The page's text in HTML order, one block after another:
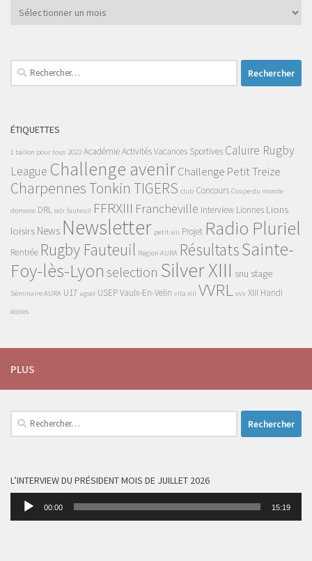
Archives
Rechercher :
ÉTIQUETTES
1 ballon pour tous 2022 AcadémieActivités Vacances Sportives Caluire Rugby
League Challenge avenirChallenge Petit Treize
Charpennes Tonkin TIGERS club Concours Coupe du monde
domene DRL edr fauteuil FFRXIII Francheville Interview Lionnes Lions
loisirs News Newsletter petit xiii Projet Radio Pluriel
Rentrée Rugby Fauteuil Région AURA RésultatsSainte-
Foy-lès-Lyon selection Silver XIII snu stage
Séminaire AURA U17 ugsel USEPVaulx-En-Velin vita xiii VVRL vvv XIII Handi
écoles
PLUS
Rechercher :
L’INTERVIEW DU PRÉSIDENT MOIS DE JUILLET 2026
Lecteur
00:00 15:19